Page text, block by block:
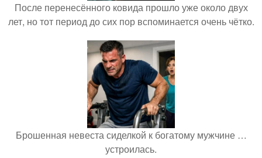
После перенесённого ковида прошло уже около двух
лет, но тот период до сих пор вспоминается очень чётко.
Брошенная невеста сиделкой к богатому мужчине …
устроилась.